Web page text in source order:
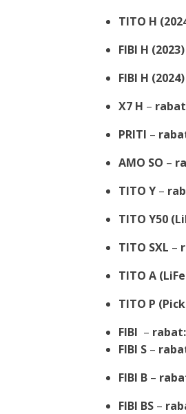
TITO H
FIBI H (2023)
FIBI H (2024)
X7 H –
PRITI –
AMO SO –
TITO Y –
TITO Y50
TITO SXL –
TITO A
TITO P
FIBI – rabat:
FIBI S –
FIBI B –
FIBI BS –